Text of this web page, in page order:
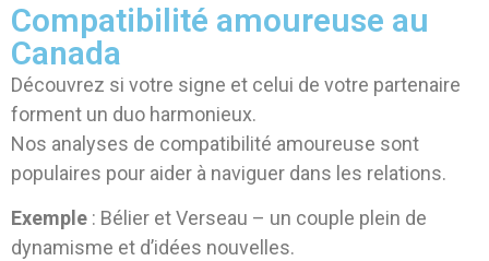
Compatibilité amoureuse au
Canada
Découvrez si votre signe et celui de votre partenaire
forment un duo harmonieux.
Nos analyses de compatibilité amoureuse sont
populaires pour aider à naviguer dans les relations.
Exemple : Bélier et Verseau – un couple plein de
dynamisme et d’idées nouvelles.